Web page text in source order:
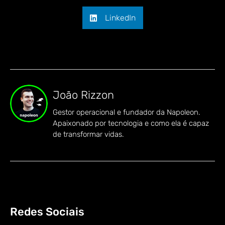
LinkedIn
João Rizzon
Gestor operacional e fundador da Napoleon.
Apaixonado por tecnologia e como ela é capaz
de transformar vidas.
Redes Sociais